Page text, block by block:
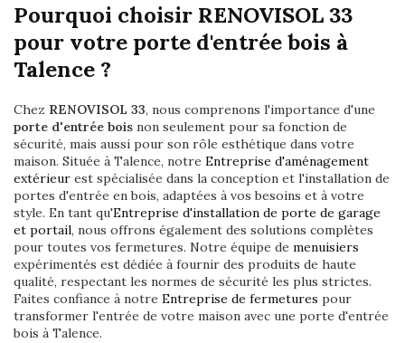
Pourquoi choisir RENOVISOL 33
pour votre porte d'entrée bois à
Talence ?
Chez RENOVISOL 33, nous comprenons l'importance d'une
porte d'entrée bois non seulement pour sa fonction de
sécurité, mais aussi pour son rôle esthétique dans votre
maison. Située à Talence, notre Entreprise d'aménagement
extérieur est spécialisée dans la conception et l'installation de
portes d'entrée en bois, adaptées à vos besoins et à votre
style. En tant qu'Entreprise d'installation de porte de garage
et portail, nous offrons également des solutions complètes
pour toutes vos fermetures. Notre équipe de menuisiers
expérimentés est dédiée à fournir des produits de haute
qualité, respectant les normes de sécurité les plus strictes.
Faites confiance à notre Entreprise de fermetures pour
transformer l'entrée de votre maison avec une porte d'entrée
bois à Talence.